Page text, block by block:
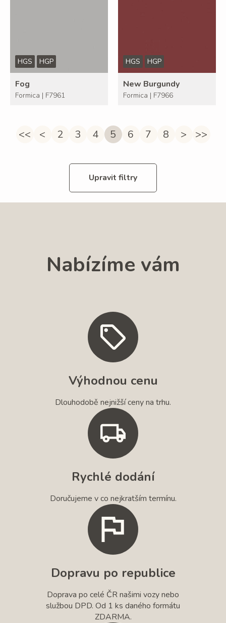
HGS HGP
Fog
Formica | F7961
HGS HGP
New Burgundy
Formica | F7966
<< < 2 3 4 5 6 7 8 > >>
Upravit filtry
Nabízíme vám
Výhodnou cenu
Dlouhodobě nejnižší ceny na trhu.
Rychlé dodání
Doručujeme v co nejkratším termínu.
Dopravu po republice
Doprava po celé ČR našimi vozy nebo
službou DPD. Od 1 ks daného formátu
ZDARMA.